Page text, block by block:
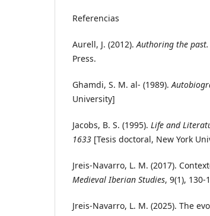
Referencias
Aurell, J. (2012). Authoring the
Press.
Ghamdi, S. M. al- (1989).
University]
Jacobs, B. S. (1995). Life and
1633 [Tesis doctoral, New York
Jreis-Navarro, L. M. (2017).
Medieval Iberian Studies, 9(1), 130-
Jreis-Navarro, L. M. (2025). The